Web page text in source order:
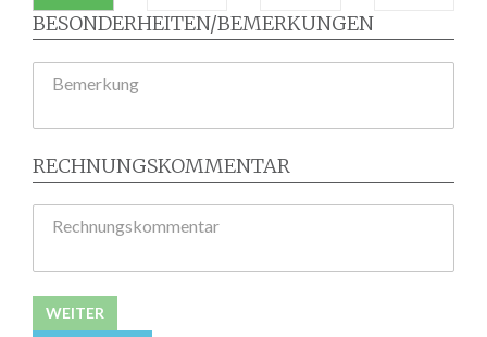
BESONDERHEITEN/BEMERKUNGEN
Bemerkung
RECHNUNGSKOMMENTAR
Rechnungskommentar
WEITER